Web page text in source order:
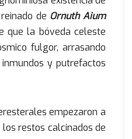
de Ornuth Aium
que la bóveda celeste
fulgor, arrasando
y putrefactos
empezaron a
restos calcinados de